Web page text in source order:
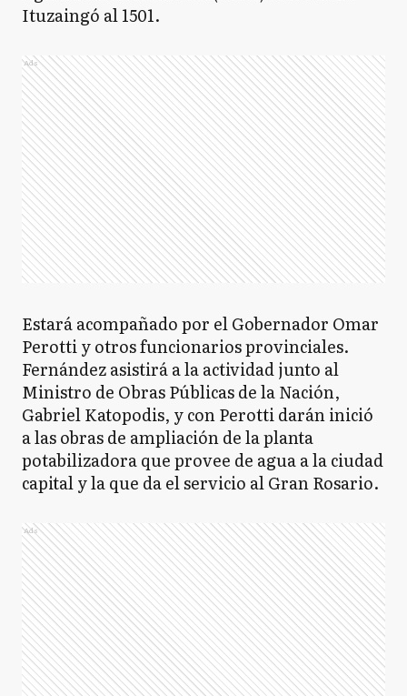
Ituzaingó al 1501.
Ads
Estará acompañado por el Gobernador Omar
Perotti y otros funcionarios provinciales.
Fernández asistirá a la actividad junto al
Ministro de Obras Públicas de la Nación,
Gabriel Katopodis, y con Perotti darán inició
a las obras de ampliación de la planta
potabilizadora que provee de agua a la ciudad
capital y la que da el servicio al Gran Rosario.
Ads